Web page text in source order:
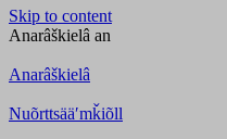
Skip to content
Anarâškielâ an
Anarâškielâ
Nuõrttsääʹmǩiõll